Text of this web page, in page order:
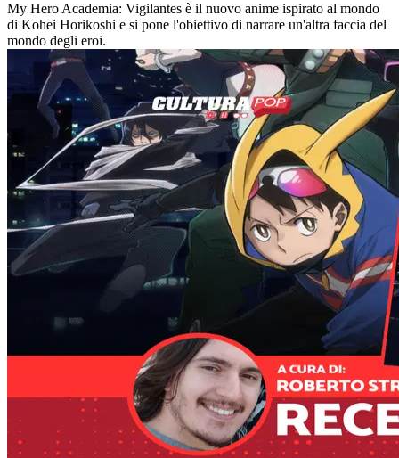
My Hero Academia: Vigilantes è il nuovo anime ispirato al mondo
di Kohei Horikoshi e si pone l'obiettivo di narrare un'altra faccia del
mondo degli eroi.